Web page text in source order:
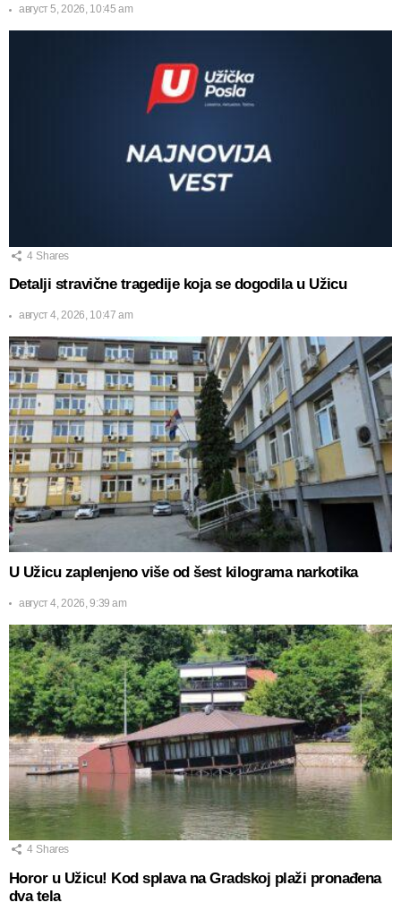
август 5, 2026, 10:45 am
4 Shares
Detalji stravične tragedije koja se dogodila u Užicu
август 4, 2026, 10:47 am
U Užicu zaplenjeno više od šest kilograma narkotika
август 4, 2026, 9:39 am
4 Shares
Horor u Užicu! Kod splava na Gradskoj plaži pronađena
dva tela